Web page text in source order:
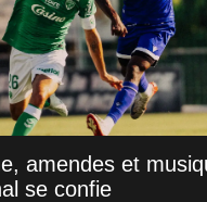
amendes et
se confie